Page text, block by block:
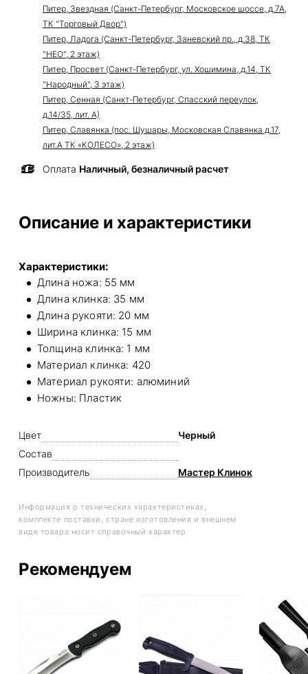
Питер, Звездная (Санкт-Петербург, Московское шоссе, д.7А,
ТК "Торговый Двор")
Питер, Ладога (Санкт-Петербург, Заневский пр., д.38, ТК
"НЕО", 2 этаж)
Питер, Просвет (Санкт-Петербург, ул. Хошимина, д.14, ТК
"Народный", 3 этаж)
Питер, Сенная (Санкт-Петербург, Спасский переулок,
д.14/35, лит. А)
Питер, Славянка (пос. Шушары, Московская Славянка д.17,
лит.А ТК «КОЛЕСО», 2 этаж)
Оплата Наличный, безналичный расчет
Описание и характеристики
Характеристики:
Длина ножа: 55 мм
Длина клинка: 35 мм
Длина рукояти: 20 мм
Ширина клинка: 15 мм
Толщина клинка: 1 мм
Материал клинка: 420
Материал рукояти: алюминий
Ножны: Пластик
Цвет
Черный
Состав
Производитель
Мастер Клинок
Информация о технических характеристиках,
комплекте поставки, стране изготовления и внешнем
виде товара носит справочный характер
Рекомендуем